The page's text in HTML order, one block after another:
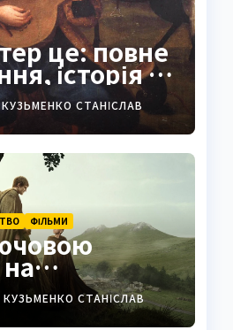
це: повне
історія та
КУЗЬМЕНКО СТАНІСЛАВ
ФІЛЬМИ
КУЗЬМЕНКО СТАНІСЛАВ